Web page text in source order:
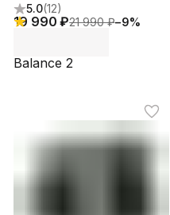
5.0(12)
19 990 ₽21 990 ₽−9%
Balance 2